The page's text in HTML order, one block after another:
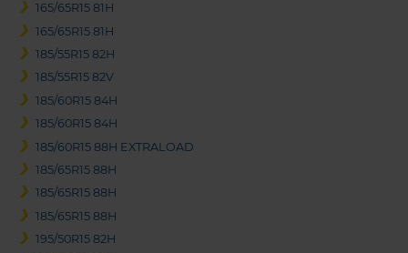
165/65R15 81H
165/65R15 81H
185/55R15 82H
185/55R15 82V
185/60R15 84H
185/60R15 84H
185/60R15 88H EXTRALOAD
185/65R15 88H
185/65R15 88H
185/65R15 88H
195/50R15 82H